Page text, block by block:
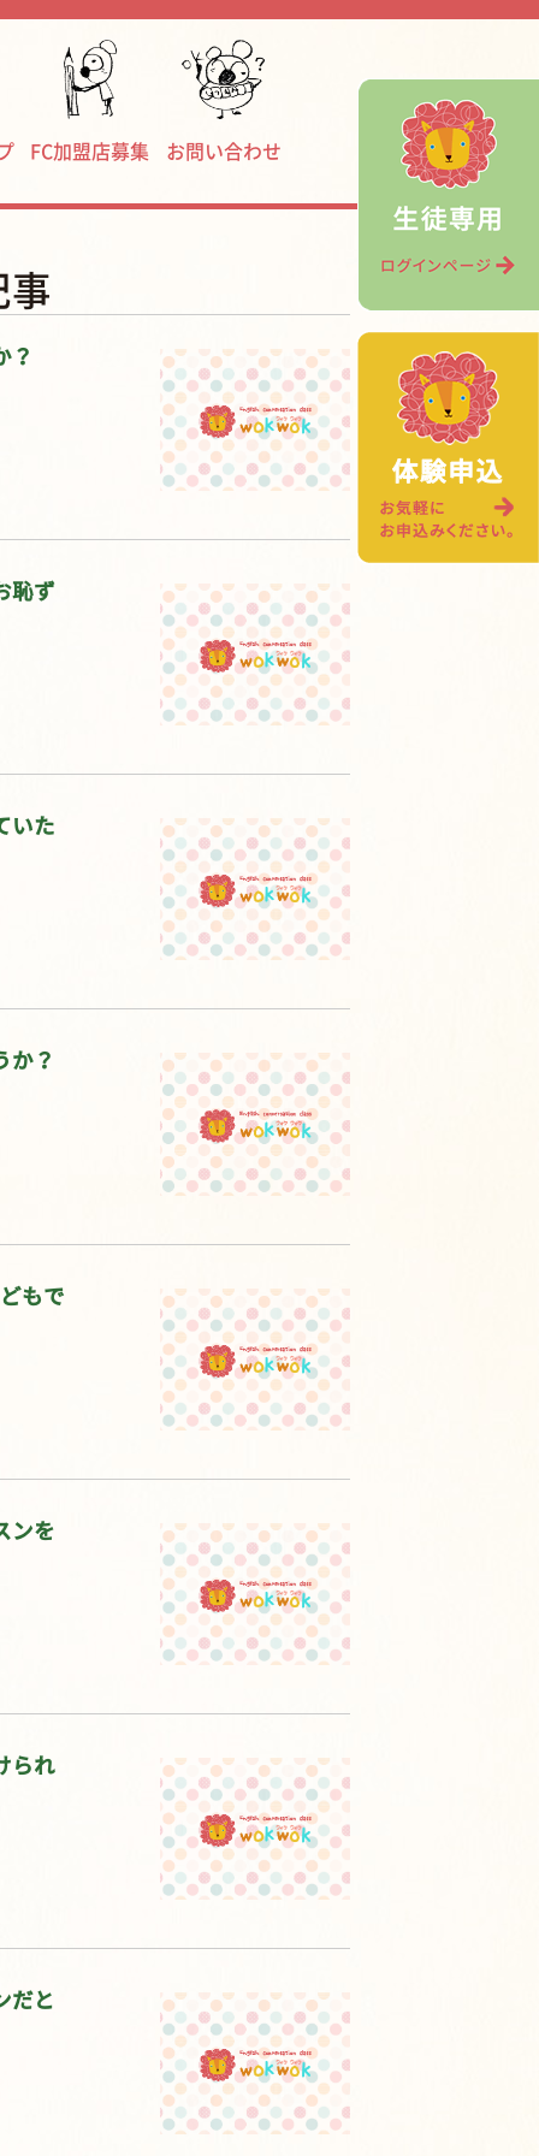
FC加盟店募集 お問い合わせ
事
？
恥ず
いた
か？
もで
ンを
られ
だと